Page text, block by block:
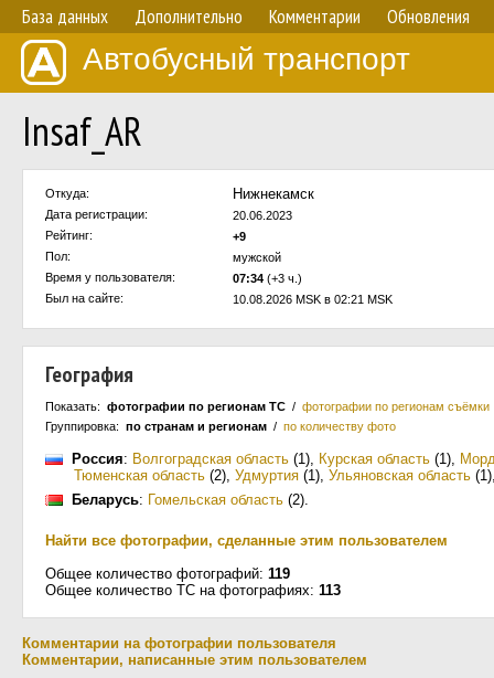
База данных Дополнительно Комментарии Обновления
Автобусный транспорт
Insaf_AR
Откуда: Нижнекамск
Дата регистрации:
20.06.2023
Рейтинг:
+9
Пол:
мужской
Время у пользователя:
07:34 (+3 ч.)
Был на сайте:
10.08.2026 MSK в 02:21 MSK
География
Показать: фотографии по регионам ТС / фотографии по регионам съёмки
Группировка: по странам и регионам / по количеству фото
Россия: Волгоградская область (1), Курская область (1),
Тюменская область (2), Удмуртия (1), Ульяновская область (1)
Беларусь: Гомельская область (2).
Найти все фотографии, сделанные этим пользователем
Общее количество фотографий: 119
Общее количество ТС на фотографиях: 113
Комментарии на фотографии пользователя
Комментарии, написанные этим пользователем